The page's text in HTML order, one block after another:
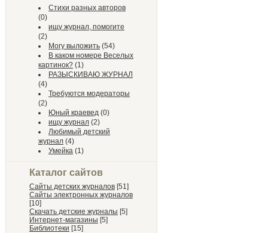
Стихи разных авторов
(0)
ищу журнал, помогите
(2)
Могу выложить (54)
В каком номере Веселых
картинок? (1)
РАЗЫСКИВАЮ ЖУРНАЛ
(4)
Требуются модераторы
(2)
Юный краевед (0)
ищу журнал (2)
Любимый детский
журнал (4)
Умейка (1)
Каталог сайтов
Сайты детских журналов [51]
Сайты электронных журналов
[10]
Скачать детские журналы [5]
Интернет-магазины [5]
Библиотеки [15]